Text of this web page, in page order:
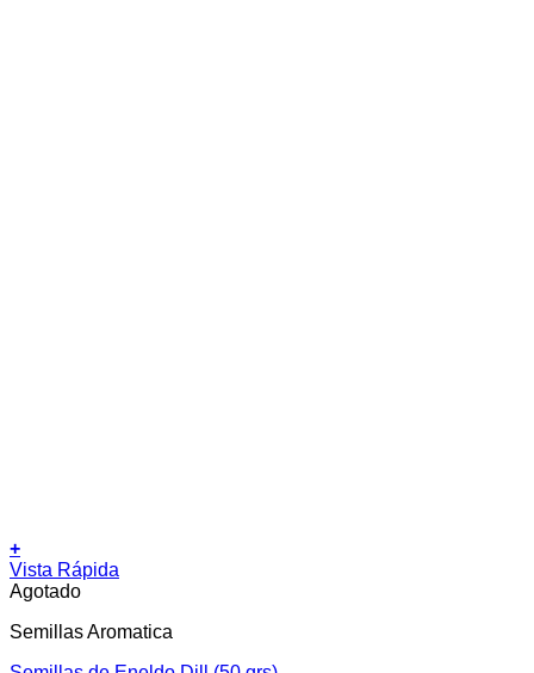
+
Vista Rápida
Agotado
Semillas Aromatica